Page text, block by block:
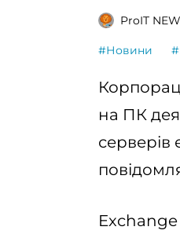
ProIT
#Новини
на ПК
Exchange